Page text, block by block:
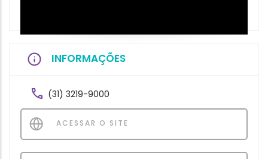
INFORMAÇÕES
(31) 3219-9000
ACESSAR O SITE